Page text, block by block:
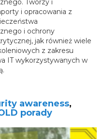
Tworzy i
i opracowania z
i ochrony
jak również wiele
z zakresu
IT wykorzystywanych w
awareness,
porady